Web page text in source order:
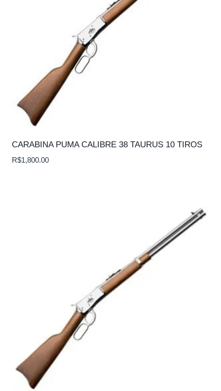
CARABINA PUMA CALIBRE 38 TAURUS 10 TIROS
R$1,800.00